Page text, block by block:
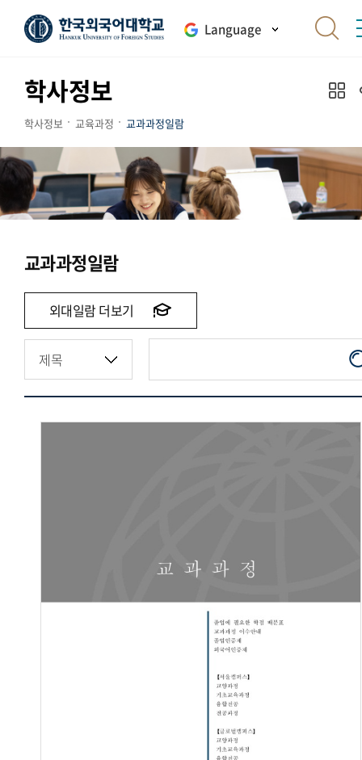
Language
학사정보
학사정보 교육과정 교과과정일람
교과과정일람
외대일람 더보기